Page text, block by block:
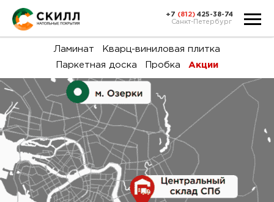
и
+7 (812) 425-38-74
Санкт-Петербург
Ламинат
Кварц-виниловая плитка
Паркетная доска
Пробка Акции